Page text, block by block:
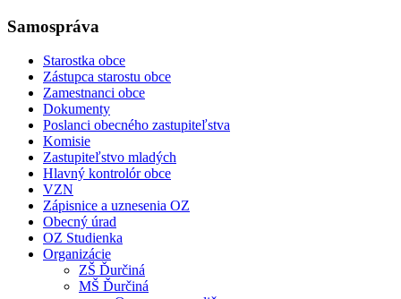
Samospráva
Starostka obce
Zástupca starostu obce
Zamestnanci obce
Dokumenty
Poslanci obecného zastupiteľstva
Komisie
Zastupiteľstvo mladých
Hlavný kontrolór obce
VZN
Zápisnice a uznesenia OZ
Obecný úrad
OZ Studienka
Organizácie
ZŠ Ďurčiná
MŠ Ďurčiná